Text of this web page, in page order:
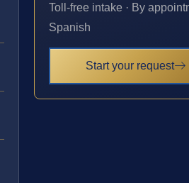
Toll-free intake · By
Spanish
Start your request